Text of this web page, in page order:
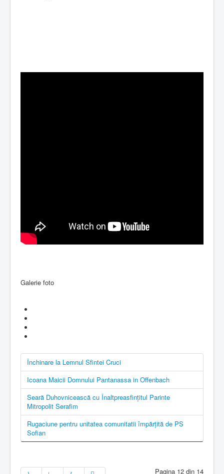
Galerie foto
Închinare la Lemnul Sfintei Cruci
Icoana Maicii Domnului Pantanassa in Offenbach
Seară Duhovnicească cu Înaltpreasfințitul Parinte
Mitropolit Serafim
Rugaciune pentru unitatea comunitatii împărțită de PS
Sofian
Pagina 12 din 14